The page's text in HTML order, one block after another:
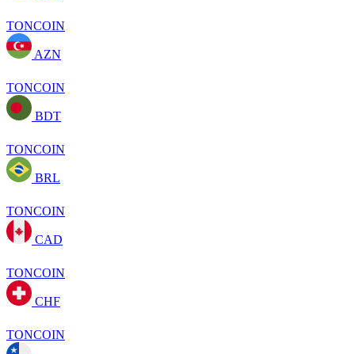
TONCOIN
AZN
TONCOIN
BDT
TONCOIN
BRL
TONCOIN
CAD
TONCOIN
CHF
TONCOIN